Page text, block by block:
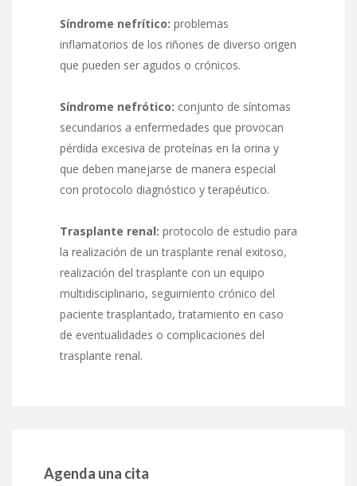
Síndrome nefrítico: problemas
inflamatorios de los riñones de diverso origen
que pueden ser agudos o crónicos.
Síndrome nefrótico: conjunto de síntomas
secundarios a enfermedades que provocan
pérdida excesiva de proteínas en la orina y
que deben manejarse de manera especial
con protocolo diagnóstico y terapéutico.
Trasplante renal: protocolo de estudio para
la realización de un trasplante renal exitoso,
realización del trasplante con un equipo
multidisciplinario, seguimiento crónico del
paciente trasplantado, tratamiento en caso
de eventualidades o complicaciones del
trasplante renal.
Agenda una cita